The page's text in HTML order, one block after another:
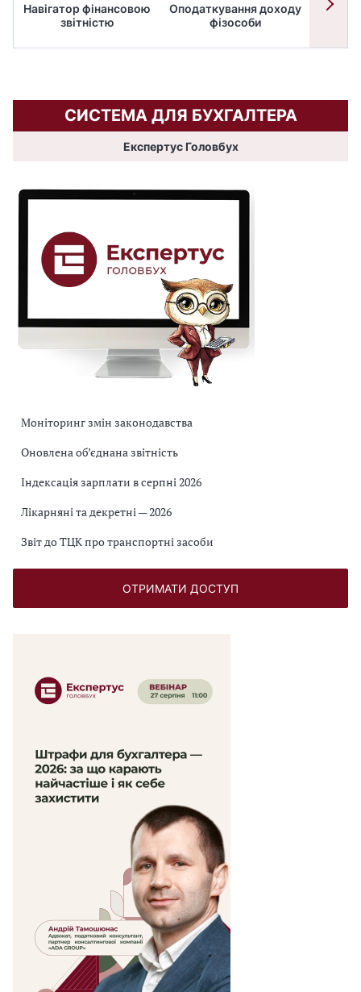
Навігатор фінансовою
звітністю
Оподаткування доходу
фізособи
СИСТЕМА ДЛЯ БУХГАЛТЕРА
Експертус Головбух
Моніторинг змін законодавства
Оновлена об’єднана звітність
Індексація зарплати в серпні 2026
Лікарняні та декретні — 2026
Звіт до ТЦК про транспортні засоби
ОТРИМАТИ ДОСТУП